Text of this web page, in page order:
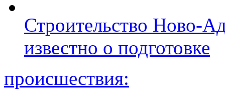
Строительство Ново-
известно о подготовке
происшествия: